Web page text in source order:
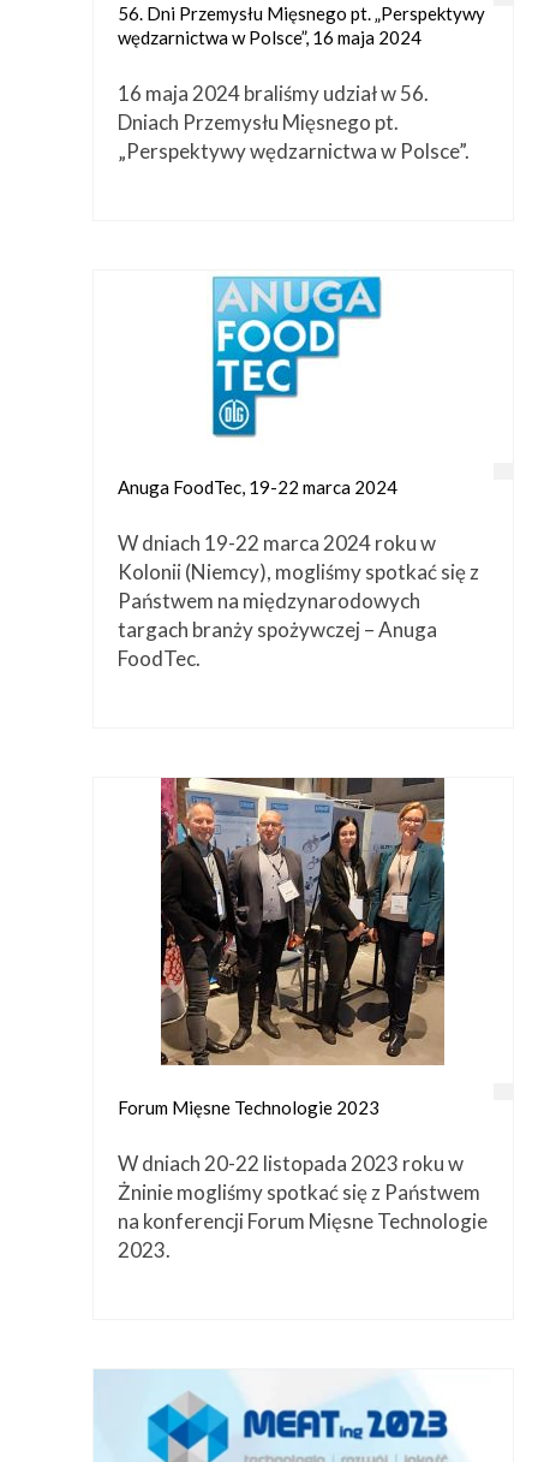
56. Dni Przemysłu Mięsnego pt. „Perspektywy
wędzarnictwa w Polsce”, 16 maja 2024
16 maja 2024 braliśmy udział w 56.
Dniach Przemysłu Mięsnego pt.
„Perspektywy wędzarnictwa w Polsce”.
Anuga FoodTec, 19-22 marca 2024
W dniach 19-22 marca 2024 roku w
Kolonii (Niemcy), mogliśmy spotkać się z
Państwem na międzynarodowych
targach branży spożywczej – Anuga
FoodTec.
Forum Mięsne Technologie 2023
W dniach 20-22 listopada 2023 roku w
Żninie mogliśmy spotkać się z Państwem
na konferencji Forum Mięsne Technologie
2023.